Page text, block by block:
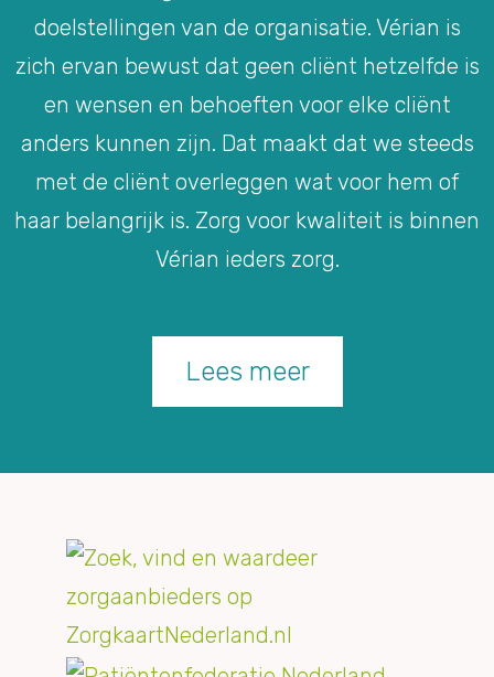
doelstellingen van de organisatie. Vérian is
zich ervan bewust dat geen cliënt hetzelfde is
en wensen en behoeften voor elke cliënt
anders kunnen zijn. Dat maakt dat we steeds
met de cliënt overleggen wat voor hem of
haar belangrijk is. Zorg voor kwaliteit is binnen
Vérian ieders zorg.
Lees meer